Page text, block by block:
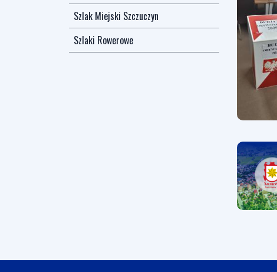
Szlak Miejski Szczuczyn
Szlaki Rowerowe